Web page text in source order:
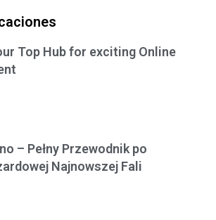
Top Hub for exciting Online
– Pełny Przewodnik po
Najnowszej Fali